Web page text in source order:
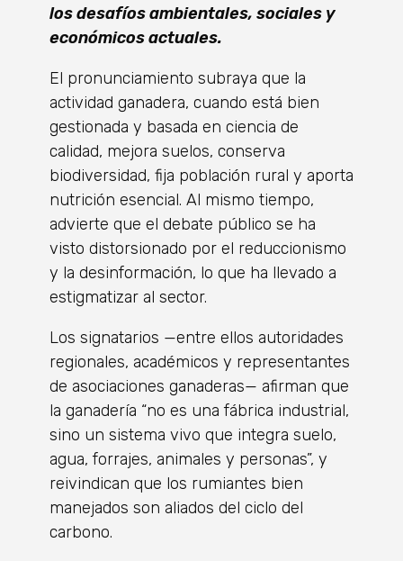
los desafíos ambientales, sociales y
económicos actuales.
El pronunciamiento subraya que la
actividad ganadera, cuando está bien
gestionada y basada en ciencia de
calidad, mejora suelos, conserva
biodiversidad, fija población rural y aporta
nutrición esencial. Al mismo tiempo,
advierte que el debate público se ha
visto distorsionado por el reduccionismo
y la desinformación, lo que ha llevado a
estigmatizar al sector.
Los signatarios —entre ellos autoridades
regionales, académicos y representantes
de asociaciones ganaderas— afirman que
la ganadería “no es una fábrica industrial,
sino un sistema vivo que integra suelo,
agua, forrajes, animales y personas”, y
reivindican que los rumiantes bien
manejados son aliados del ciclo del
carbono.